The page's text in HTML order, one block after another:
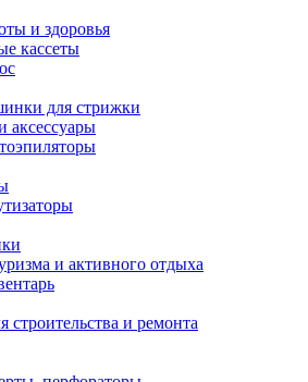
и здоровья
кассеты
для стрижки
аксессуары
и активного отдыха
строительства и ремонта